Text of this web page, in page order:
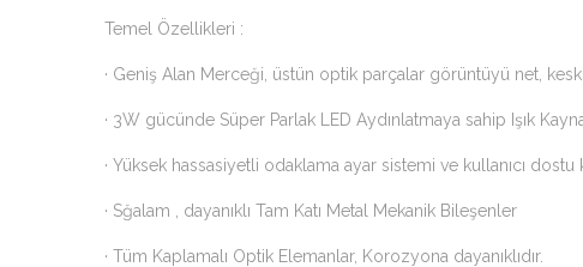
Temel Özellikleri :
· Geniş Alan Merceği, üstün optik parçalar görüntüyü net,
· 3W gücünde Süper Parlak LED Aydınlatmaya sahip Işık
· Yüksek hassasiyetli odaklama ayar sistemi ve kullanıcı
· Sğalam , dayanıklı Tam Katı Metal Mekanik Bileşenler
· Tüm Kaplamalı Optik Elemanlar, Korozyona dayanıklıdır.